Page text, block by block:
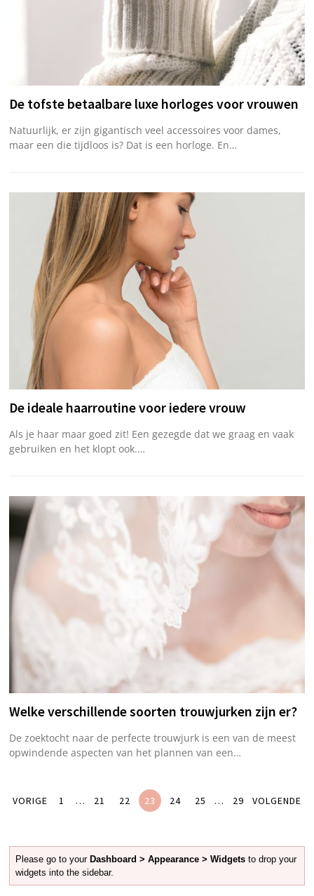
De tofste betaalbare luxe horloges voor vrouwen
Natuurlijk, er zijn gigantisch veel accessoires voor dames,
maar een die tijdloos is? Dat is een horloge. En…
De ideale haarroutine voor iedere vrouw
Als je haar maar goed zit! Een gezegde dat we graag en vaak
gebruiken en het klopt ook.…
Welke verschillende soorten trouwjurken zijn er?
De zoektocht naar de perfecte trouwjurk is een van de meest
opwindende aspecten van het plannen van een…
VORIGE 1 … 21 22 23 24 25 … 29 VOLGENDE
Please go to yourDashboard > Appearance > Widgets to drop your
widgets into the sidebar.